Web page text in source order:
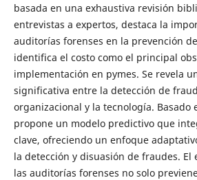
basada en una exhaustiva revisión
entrevistas a expertos, destaca la
auditorías forenses en la prevención
identifica el costo como el principal
implementación en pymes. Se revela
significativa entre la detección de
organizacional y la tecnología. Basado
propone un modelo predictivo que
clave, ofreciendo un enfoque
la detección y disuasión de fraudes. El
las auditorías forenses no solo